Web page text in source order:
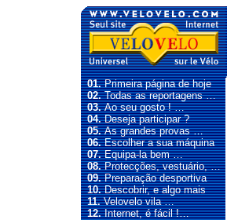
01.Primeira página de hoje
02.Todas as reportagens …
03.Ao seu gosto ! …
04.Deseja participar ?
05.As grandes provas …
06.Escolher a sua máquina
07.Equipa-la bem …
08.Protecções, vestuário, …
09.Preparação desportiva
10.Descobrir, e algo mais
11.Velovelo vila …
12.Internet, é fácil !…